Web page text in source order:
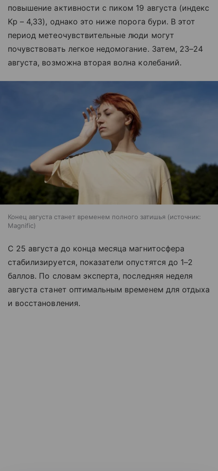
повышение активности с пиком 19 августа (индекс
Kp – 4,33), однако это ниже порога бури. В этот
период метеочувствительные люди могут
почувствовать легкое недомогание. Затем, 23–24
августа, возможна вторая волна колебаний.
Конец августа станет временем полного затишья
источник:
Magnific
С 25 августа до конца месяца магнитосфера
стабилизируется, показатели опустятся до 1–2
баллов. По словам эксперта, последняя неделя
августа станет оптимальным временем для отдыха
и восстановления.